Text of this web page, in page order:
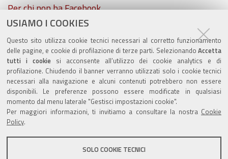
USIAMO I COOKIES
Questo sito utilizza cookie tecnici necessari al corretto funzionamento
delle pagine, e cookie di profilazione di terze parti. Selezionando Accetta
tutti i cookiesi acconsente all’utilizzo dei cookie analytics e di
profilazione. Chiudendo il banner verranno utilizzati solo i cookie tecnici
necessari alla navigazione e alcuni contenuti potrebbero non essere
disponibili. Le preferenze possono essere modificate in qualsiasi
momento dal menu laterale "Gestisci impostazioni cookie".
Per maggiori informazioni, ti invitiamo a consultare la nostra Cookie
Policy.
SOLO COOKIE TECNICI
Per chi non ha Facebook...
ZolaGram - il canale Telegram del Comune di Zola
Predosa
Valuta questo sito